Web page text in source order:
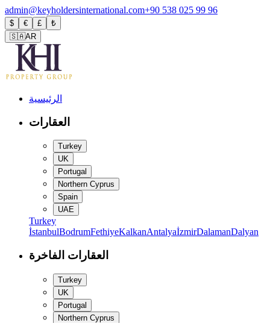
admin@keyholdersinternational.com+90 538 025 99 96
$ € £
₺
🇸🇦AR
الرئيسية
العقارات
Turkey
UK
Portugal
Northern Cyprus
Spain
UAE
Turkey
İstanbulBodrumFethiyeKalkanAntalyaİzmirDalamanDalyan
العقارات الفاخرة
Turkey
UK
Portugal
Northern Cyprus